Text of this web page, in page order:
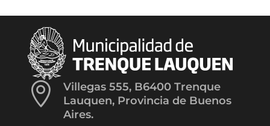

Villegas 555, B6400 Trenque
Lauquen, Provincia de Buenos
Aires.